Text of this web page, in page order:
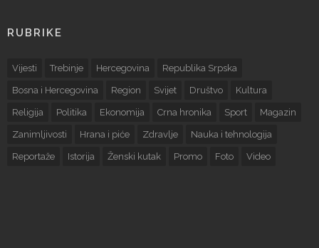
RUBRIKE
Vijesti Trebinje Hercegovina Republika Srpska
Bosna i Hercegovina Region Svijet Društvo Kultura
Religija Politika Ekonomija Crna hronika Sport Magazin
Zanimljivosti Hrana i piće Zdravlje Nauka i tehnologija
Reportaže Istorija Ženski kutak Promo Foto Video